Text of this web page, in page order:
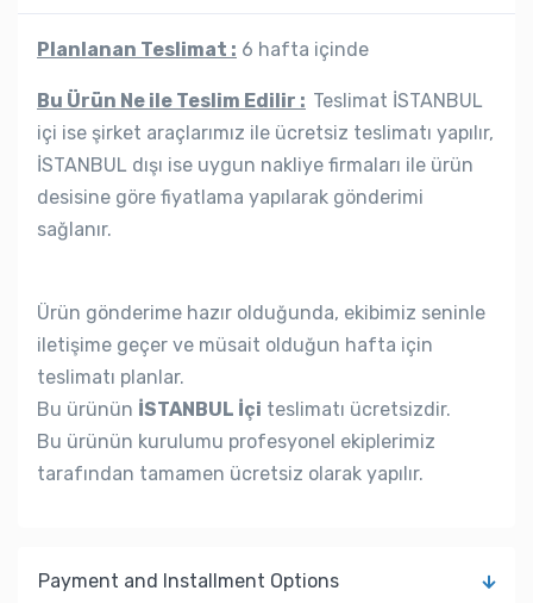
Planlanan Teslimat : 6 hafta içinde
Bu Ürün Ne ile Teslim Edilir : Teslimat İSTANBUL
içi ise şirket araçlarımız ile ücretsiz teslimatı yapılır,
İSTANBUL dışı ise uygun nakliye firmaları ile ürün
desisine göre fiyatlama yapılarak gönderimi
sağlanır.
Ürün gönderime hazır olduğunda, ekibimiz seninle
iletişime geçer ve müsait olduğun hafta için
teslimatı planlar.
Bu ürünün İSTANBUL İçi teslimatı ücretsizdir.
Bu ürünün kurulumu profesyonel ekiplerimiz
tarafından tamamen ücretsiz olarak yapılır.
Payment and Installment Options